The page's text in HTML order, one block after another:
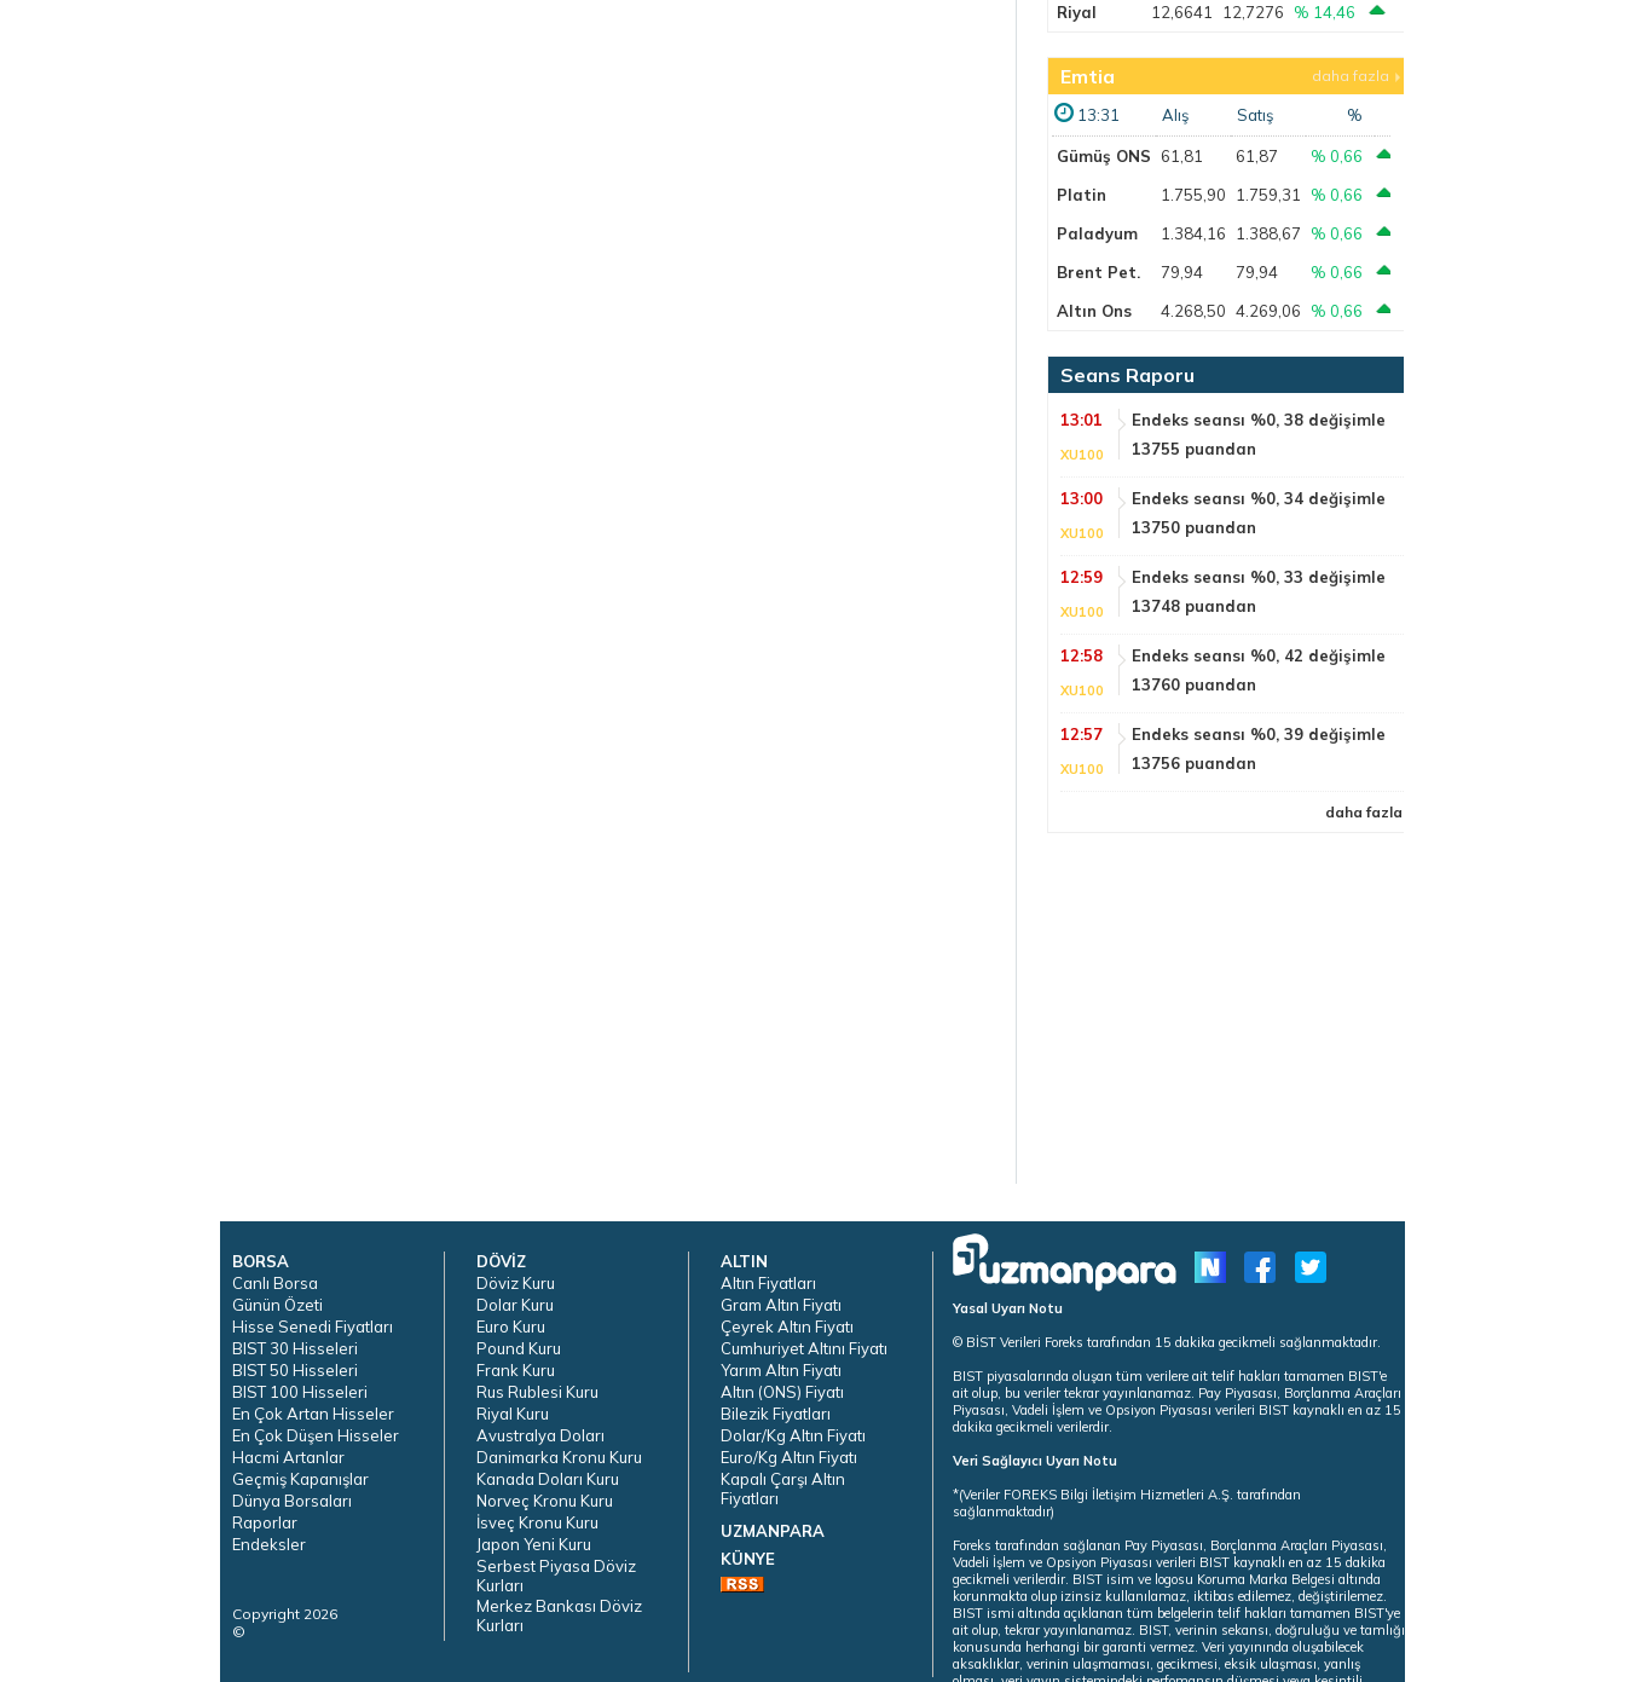
Riyal 12,6641 12,7276 % 14,46
Emtia daha fazla
13:31 Alış Satış %
Gümüş ONS 61,81 61,87
% 0,66
Platin
1.755,90 1.759,31
% 0,66
Paladyum
1.384,16 1.388,67
% 0,66
Brent Pet.
79,94 79,94
% 0,66
Altın Ons
4.268,50 4.269,06 % 0,66
Seans Raporu
13:01
XU100
Endeks seansı %0, 38 değişimle
13755 puandan
13:00
XU100
Endeks seansı %0, 34 değişimle
13750 puandan
12:59
XU100
Endeks seansı %0, 33 değişimle
13748 puandan
12:58
XU100
Endeks seansı %0, 42 değişimle
13760 puandan
12:57
XU100
Endeks seansı %0, 39 değişimle
13756 puandan
daha fazla
BORSA
Canlı Borsa
Günün Özeti
Hisse Senedi Fiyatları
BIST 30 Hisseleri
BIST 50 Hisseleri
BIST 100 Hisseleri
En Çok Artan Hisseler
En Çok Düşen Hisseler
Hacmi Artanlar
Geçmiş Kapanışlar
Dünya Borsaları
Raporlar
Endeksler
Copyright 2026
©
DÖVİZ
Döviz Kuru
Dolar Kuru
Euro Kuru
Pound Kuru
Frank Kuru
Rus Rublesi Kuru
Riyal Kuru
Avustralya Doları
Danimarka Kronu Kuru
Kanada Doları Kuru
Norveç Kronu Kuru
İsveç Kronu Kuru
Japon Yeni Kuru
Serbest Piyasa Döviz
Kurları
Merkez Bankası Döviz
Kurları
ALTIN
Altın Fiyatları
Gram Altın Fiyatı
Çeyrek Altın Fiyatı
Cumhuriyet Altını Fiyatı
Yarım Altın Fiyatı
Altın (ONS) Fiyatı
Bilezik Fiyatları
Dolar/Kg Altın Fiyatı
Euro/Kg Altın Fiyatı
Kapalı Çarşı Altın
Fiyatları
UZMANPARA
KÜNYE
Yasal Uyarı Notu
© BİST Verileri Foreks tarafından 15 dakika gecikmeli sağlanmaktadır.
BIST piyasalarında oluşan tüm verilere ait telif hakları tamamen BIST'e
ait olup, bu veriler tekrar yayınlanamaz. Pay Piyasası, Borçlanma Araçları
Piyasası, Vadeli İşlem ve Opsiyon Piyasası verileri BIST kaynaklı en az 15
dakika gecikmeli verilerdir.
Veri Sağlayıcı Uyarı Notu
*(Veriler FOREKS Bilgi İletişim Hizmetleri A.Ş. tarafından
sağlanmaktadır)
Foreks tarafından sağlanan Pay Piyasası, Borçlanma Araçları Piyasası,
Vadeli İşlem ve Opsiyon Piyasası verileri BIST kaynaklı en az 15 dakika
gecikmeli verilerdir. BIST isim ve logosu Koruma Marka Belgesi altında
korunmakta olup izinsiz kullanılamaz, iktibas edilemez, değiştirilemez.
BIST ismi altında açıklanan tüm belgelerin telif hakları tamamen BIST'ye
ait olup, tekrar yayınlanamaz. BIST, verinin sekansı, doğruluğu ve tamlığı
konusunda herhangi bir garanti vermez. Veri yayınında oluşabilecek
aksaklıklar, verinin ulaşmaması, gecikmesi, eksik ulaşması, yanlış